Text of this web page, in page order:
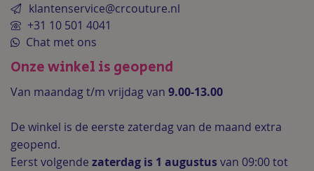
klantenservice@crcouture.nl
+31 10 501 4041
Chat met ons
Onze winkel is geopend
Van maandag t/m vrijdag van 9.00-13.00
De winkel is de eerste zaterdag van de maand extra
geopend.
Eerst volgende zaterdag is 1 augustusvan 09:00 tot